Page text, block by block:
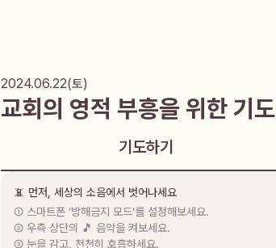
2024.06.22(토)
교회의 영적 부흥을 위한 기도
기도하기
📵 먼저, 세상의 소음에서 벗어나세요
① 스마트폰 ‘방해금지 모드’를 설정해보세요.
② 우측 상단의 🎵 음악을 켜보세요.
③ 눈을 감고, 천천히 호흡하세요.